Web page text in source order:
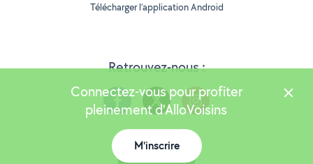
Retrouvez-nous :
Télécharger l’application Android
Version 25.5.3
Connectez-vous pour profiter
pleinement d'AlloVoisins
M'inscrire